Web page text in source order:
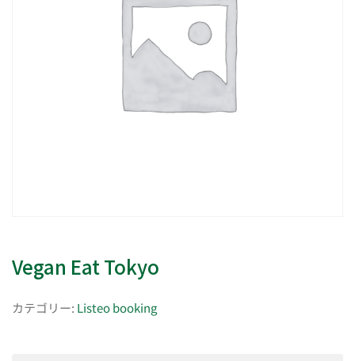
Vegan Eat Tokyo
カテゴリー: Listeo booking